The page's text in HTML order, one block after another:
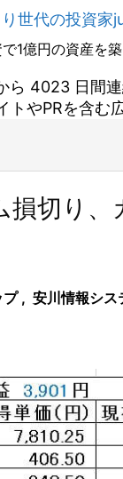
世代の投資家
1億円の資産を
ら 4023 日間連
トやPRを含む
損切り、
プ , 安川情報シス